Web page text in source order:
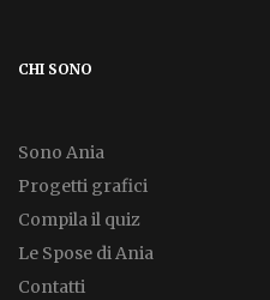
CHI SONO
Sono Ania
Progetti grafici
Compila il quiz
Le Spose di Ania
Contatti